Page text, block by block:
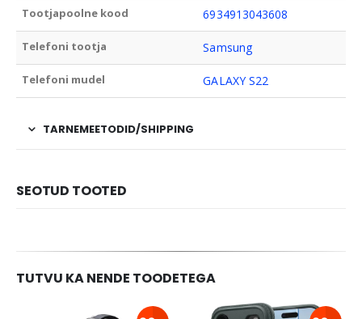
Tootjapoolne kood 6934913043608
Telefoni tootja Samsung
Telefoni mudel GALAXY S22
TARNEMEETODID/SHIPPING
SEOTUD TOOTED
TUTVU KA NENDE TOODETEGA